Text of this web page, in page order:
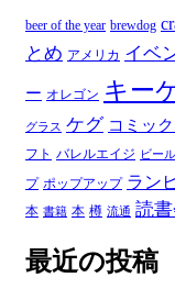
beer of the year brewdog
とめ アメリカ イベ
ー オレゴン キー
グラス ケグ コミッ
フト バレルエイジ ビー
プ ポップアップ ラン
本 書籍 本 樽 流通 読
最近の投稿